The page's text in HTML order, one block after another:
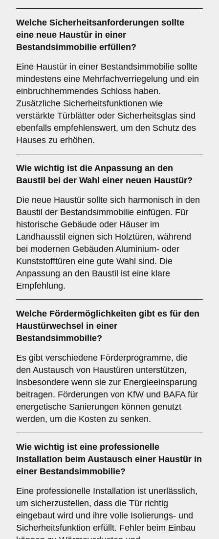
Welche Sicherheitsanforderungen sollte
eine neue Haustür in einer
Bestandsimmobilie erfüllen?
Eine Haustür in einer Bestandsimmobilie sollte
mindestens eine Mehrfachverriegelung und ein
einbruchhemmendes Schloss haben.
Zusätzliche Sicherheitsfunktionen wie
verstärkte Türblätter oder Sicherheitsglas sind
ebenfalls empfehlenswert, um den Schutz des
Hauses zu erhöhen.
Wie wichtig ist die Anpassung an den
Baustil
bei der Wahl einer neuen Haustür?
Die neue Haustür sollte sich harmonisch in den
Baustil der Bestandsimmobilie einfügen. Für
historische Gebäude oder Häuser im
Landhausstil eignen sich Holztüren, während
bei modernen Gebäuden Aluminium- oder
Kunststofftüren eine gute Wahl sind. Die
Anpassung an den Baustil ist eine klare
Empfehlung.
Welche Fördermöglichkeiten gibt es für den
Haustürwechsel in einer
Bestandsimmobilie?
Es gibt verschiedene Förderprogramme, die
den Austausch von Haustüren unterstützen,
insbesondere wenn sie zur Energieeinsparung
beitragen. Förderungen von KfW und BAFA für
energetische Sanierungen können genutzt
werden, um die Kosten zu senken.
Wie wichtig ist eine professionelle
Installation beim Austausch einer Haustür in
einer Bestandsimmobilie?
Eine professionelle Installation ist unerlässlich,
um sicherzustellen, dass die Tür richtig
eingebaut wird und ihre volle Isolierungs- und
Sicherheitsfunktion erfüllt. Fehler beim Einbau